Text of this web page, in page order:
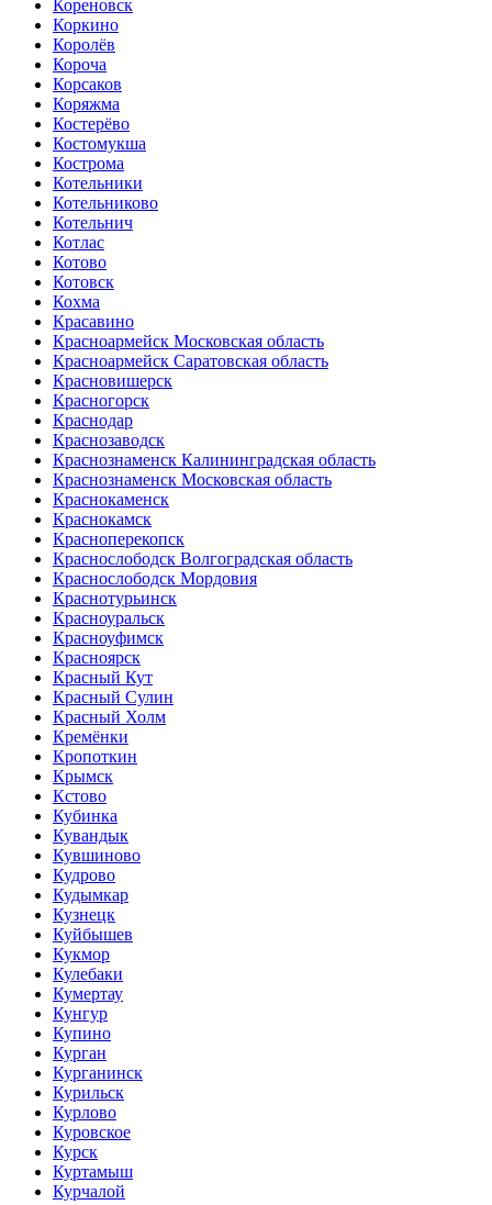
Кореновск
Коркино
Королёв
Короча
Корсаков
Коряжма
Костерёво
Костомукша
Кострома
Котельники
Котельниково
Котельнич
Котлас
Котово
Котовск
Кохма
Красавино
Красноармейск Московская область
Красноармейск Саратовская область
Красновишерск
Красногорск
Краснодар
Краснозаводск
Краснознаменск Калининградская область
Краснознаменск Московская область
Краснокаменск
Краснокамск
Красноперекопск
Краснослободск Волгоградская область
Краснослободск Мордовия
Краснотурьинск
Красноуральск
Красноуфимск
Красноярск
Красный Кут
Красный Сулин
Красный Холм
Кремёнки
Кропоткин
Крымск
Кстово
Кубинка
Кувандык
Кувшиново
Кудрово
Кудымкар
Кузнецк
Куйбышев
Кукмор
Кулебаки
Кумертау
Кунгур
Купино
Курган
Курганинск
Курильск
Курлово
Куровское
Курск
Куртамыш
Курчалой